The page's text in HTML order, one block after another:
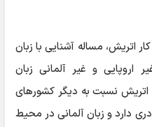
اتریش، مساله آشنایی با زبان
اروپایی و غیر آلمانی زبان
نسبت به دیگر کشورهای
دارد و زبان آلمانی در محیط